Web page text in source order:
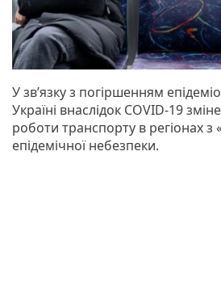
У зв’язку з погіршенням
Україні внаслідок COVID-19
роботи транспорту в регіонах
епідемічної небезпеки.